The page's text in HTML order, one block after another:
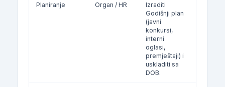
Planiranje Organ / HR
Izraditi
Godišnji plan
(javni
konkursi,
interni
oglasi,
premještaji) i
uskladiti sa
DOB.